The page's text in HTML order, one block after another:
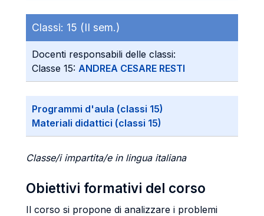
Classi: 15 (II sem.)
Docenti responsabili delle classi:
Classe 15: ANDREA CESARE RESTI
Programmi d'aula (classi 15)
Materiali didattici (classi 15)
Classe/i impartita/e in lingua italiana
Obiettivi formativi del corso
Il corso si propone di analizzare i problemi